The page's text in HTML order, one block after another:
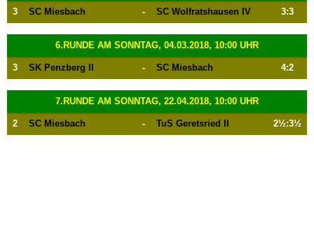
3 SC Miesbach - SC Wolfratshausen IV 3:3
6.RUNDE AM SONNTAG, 04.03.2018, 10:00 UHR
3 SK Penzberg II - SC Miesbach 4:2
7.RUNDE AM SONNTAG, 22.04.2018, 10:00 UHR
2 SC Miesbach - TuS Geretsried II 2½:3½